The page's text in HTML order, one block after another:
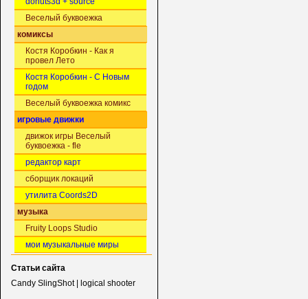
Веселый буквоежка
комиксы
Костя Коробкин - Как я
провел Лето
Костя Коробкин - С Новым
годом
Веселый буквоежка комикс
игровые движки
движок игры Веселый
буквоежка - fle
редактор карт
сборщик локаций
утилита Coords2D
музыка
Fruity Loops Studio
мои музыкальные миры
Статьи сайта
Candy SlingShot | logical shooter